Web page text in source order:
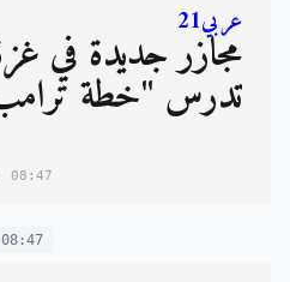
عربي21
مجازر جديدة في
تدرس "خطة
08:47
08:47